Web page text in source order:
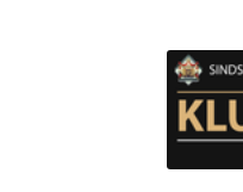
Ga
door
naar
Ga
naar
de